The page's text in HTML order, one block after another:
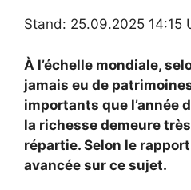
Stand: 25.09.2025 14:15
À l’échelle mondiale,
jamais eu de
importants que l’année
la richesse demeure
répartie. Selon le
avancée sur ce sujet.